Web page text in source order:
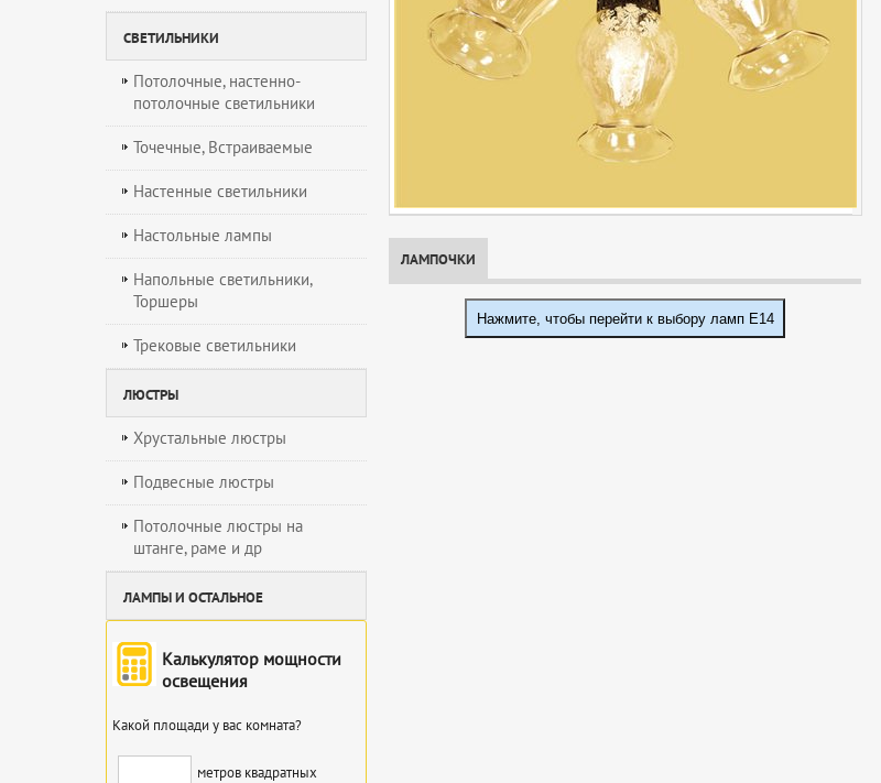
СВЕТИЛЬНИКИ
Потолочные, настенно-
потолочные светильники
Точечные, Встраиваемые
Настенные светильники
Настольные лампы
Напольные светильники,
Торшеры
Трековые светильники
ЛЮСТРЫ
Хрустальные люстры
Подвесные люстры
Потолочные люстры на
штанге, раме и др
ЛАМПЫ И ОСТАЛЬНОЕ
Калькулятор мощности
освещения
Какой площади у вас комната?
метров квадратных
ЛАМПОЧКИ
Нажмите, чтобы перейти к выбору ламп E14